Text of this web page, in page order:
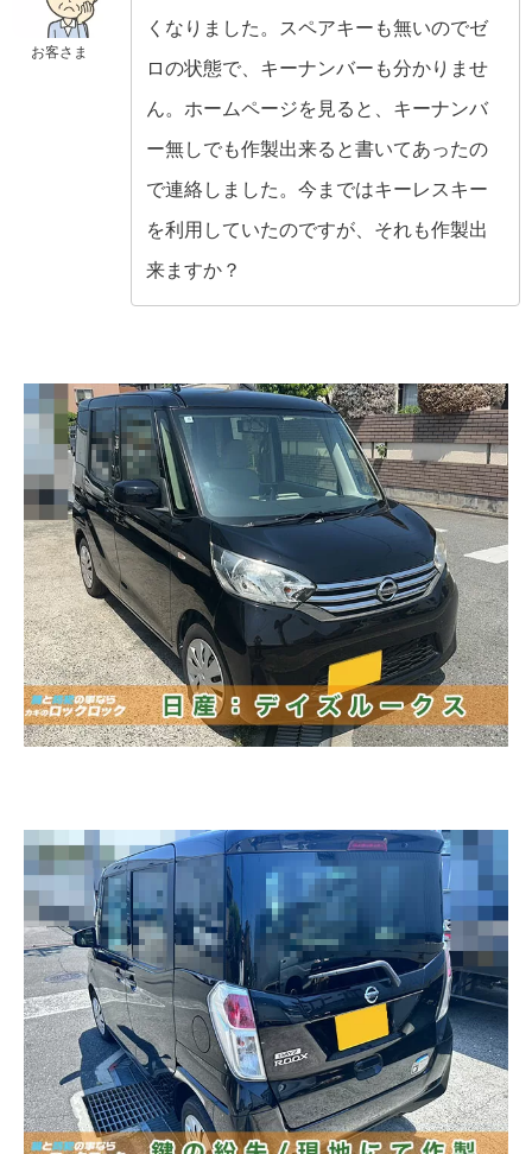
お客さま
くなりました。スペアキーも無いのでゼ
ロの状態で、キーナンバーも分かりませ
ん。ホームページを見ると、キーナンバ
ー無しでも作製出来ると書いてあったの
で連絡しました。今まではキーレスキー
を利用していたのですが、それも作製出
来ますか？